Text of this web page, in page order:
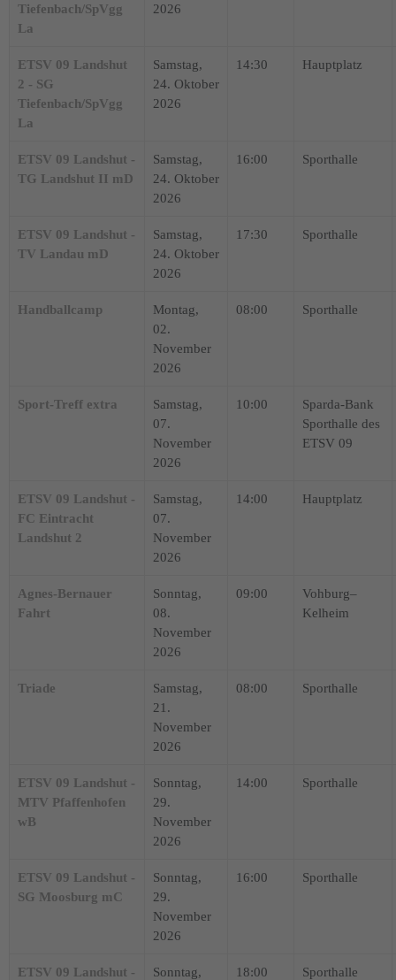
Tiefenbach/SpVgg
La
2026
ETSV 09 Landshut
2 - SG
Tiefenbach/SpVgg
La
Samstag,
24. Oktober
2026
14:30 Hauptplatz
ETSV 09 Landshut -
TG Landshut II mD
Samstag,
24. Oktober
2026
16:00 Sporthalle
ETSV 09 Landshut -
TV Landau mD
Samstag,
24. Oktober
2026
17:30 Sporthalle
Handballcamp
Montag,
02.
November
2026
08:00 Sporthalle
Sport-Treff extra
Samstag,
07.
November
2026
10:00
Sparda-Bank
Sporthalle des
ETSV 09
ETSV 09 Landshut -
FC Eintracht
Landshut 2
Samstag,
07.
November
2026
14:00 Hauptplatz
Agnes-Bernauer
Fahrt
Sonntag,
08.
November
2026
09:00
Vohburg–
Kelheim
Triade
Samstag,
21.
November
2026
08:00 Sporthalle
ETSV 09 Landshut -
MTV Pfaffenhofen
wB
Sonntag,
29.
November
2026
14:00 Sporthalle
ETSV 09 Landshut -
SG Moosburg mC
Sonntag,
29.
November
2026
16:00 Sporthalle
ETSV 09 Landshut -
Sonntag,
18:00 Sporthalle